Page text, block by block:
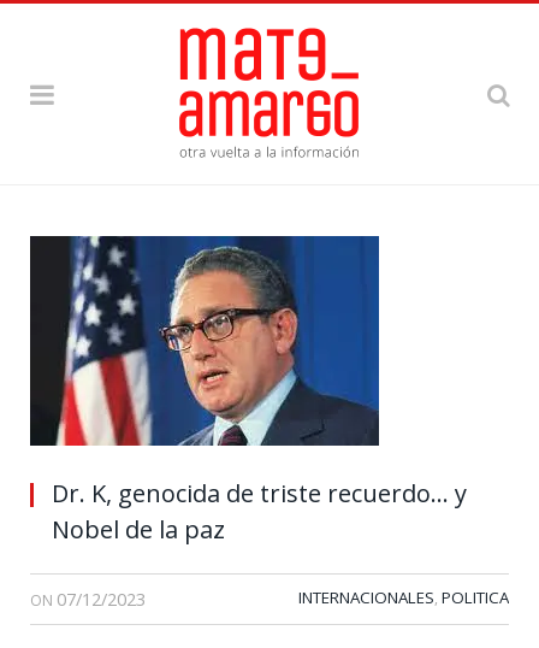
Dr. K, genocida de triste recuerdo… y
Nobel de la paz
ON 07/12/2023 INTERNACIONALES, POLITICA